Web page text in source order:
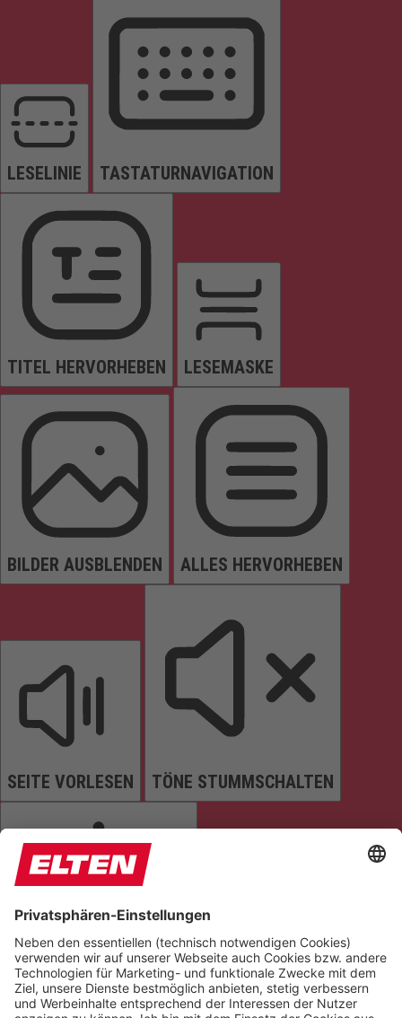
LESELINIE TASTATURNAVIGATION
TITEL HERVORHEBEN LESEMASKE
BILDER AUSBLENDEN ALLES HERVORHEBEN
SEITE VORLESEN TÖNE STUMMSCHALTEN
ANIMATIONEN STOPPEN